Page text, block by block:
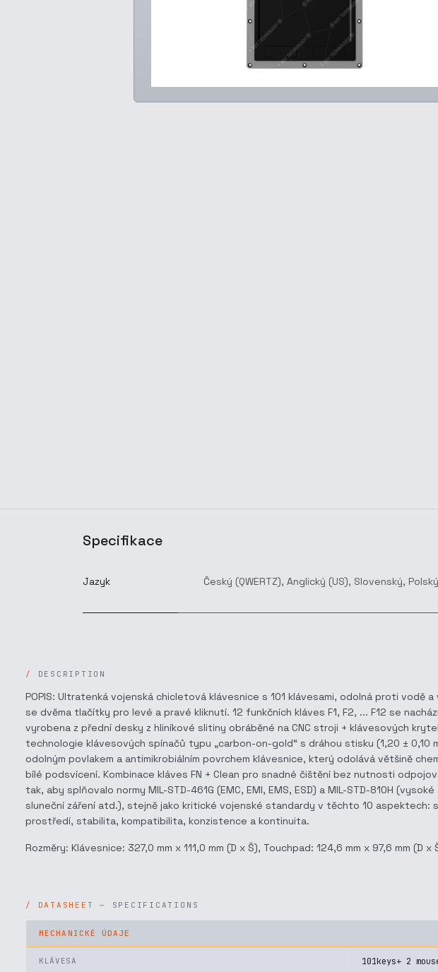
Specifikace
Jazyk Český (QWERTZ), Anglický (US), Slovenský, Polský
DESCRIPTION
POPIS: Ultratenká vojenská chicletová klávesnice s 101 klávesami, odolná proti vodě
se dvěma tlačítky pro levé a pravé kliknutí. 12 funkčních kláves F1, F2, ... F12 se
vyrobena z přední desky z hliníkové slitiny obráběné na CNC stroji + klávesových
technologie klávesových spínačů typu „carbon-on-gold“ s dráhou stisku (1,20 ±
odolným povlakem a antimikrobiálním povrchem klávesnice, který odolává většině
bílé podsvícení. Kombinace kláves FN + Clean pro snadné čištění bez nutnosti
tak, aby splňovalo normy MIL-STD-461G (EMC, EMI, EMS, ESD) a MIL-STD-810H
sluneční záření atd.), stejně jako kritické vojenské standardy v těchto 10
prostředí, stabilita, kompatibilita, konzistence a kontinuita.
Rozměry: Klávesnice: 327,0 mm x 111,0 mm (D x Š), Touchpad: 124,6 mm x 97,6 mm (D x
SPECIFICATIONS
MECHANICKÉ ÚDAJE
KLÁVESA 101keys+ 2